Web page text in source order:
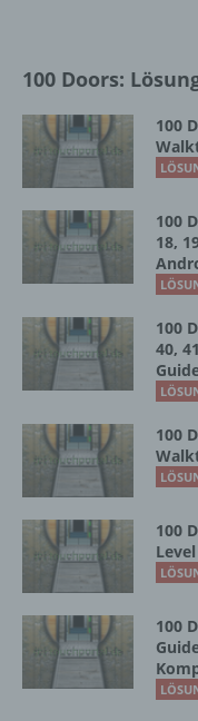
100 Doors:
100
100
18,
100
40,
100
100
100
Person
informierter
einer
eindeutigen
die
sie mit der
Name und Anschrift
Verantwortlichen
Verantwortlicher
der Europäischen
mit
InnoMobile GmbH
Schlehenweg 20
18069